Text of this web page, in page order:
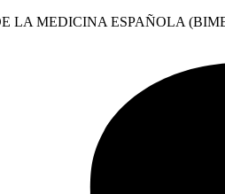
LA MEDICINA ESPAÑOLA